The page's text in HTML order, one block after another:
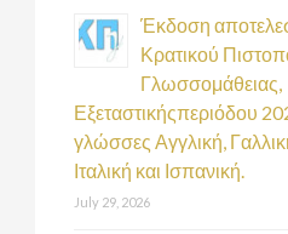
Έκδοση
Κρατικού
Γλωσσομάθειας,
Εξεταστικήςπεριόδου
γλώσσες Αγγλική,
Ιταλική και Ισπανική.
July 29, 2026